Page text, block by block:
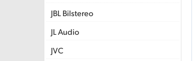
JBL Bilstereo
JL Audio
JVC